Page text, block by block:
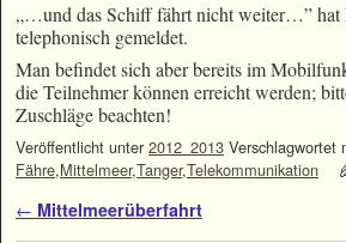
„…und das Schiff fährt nicht weiter…” hat
telephonisch gemeldet.
Man befindet sich aber bereits im
die Teilnehmer können erreicht werden;
Zuschläge beachten!
Veröffentlicht unter 2012_2013 Verschlagwortet
Fähre,Mittelmeer,Tanger,Telekommunikation
Artikelnavigation
← Mittelmeerüberfahrt